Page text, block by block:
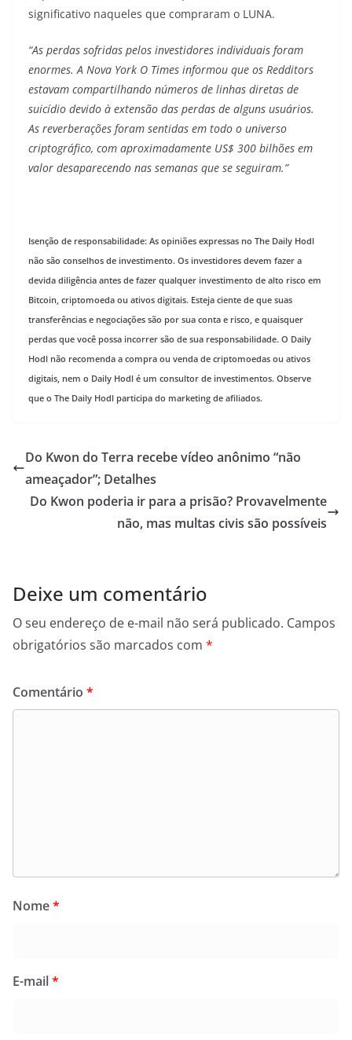
significativo naqueles que compraram o LUNA.
“As perdas sofridas pelos investidores individuais foram
enormes. A Nova York O Times informou que os Redditors
estavam compartilhando números de linhas diretas de
suicídio devido à extensão das perdas de alguns usuários.
As reverberações foram sentidas em todo o universo
criptográfico, com aproximadamente US$ 300 bilhões em
valor desaparecendo nas semanas que se seguiram.”
Isenção de responsabilidade: As opiniões expressas no The Daily Hodl
não são conselhos de investimento. Os investidores devem fazer a
devida diligência antes de fazer qualquer investimento de alto risco em
Bitcoin, criptomoeda ou ativos digitais. Esteja ciente de que suas
transferências e negociações são por sua conta e risco, e quaisquer
perdas que você possa incorrer são de sua responsabilidade. O Daily
Hodl não recomenda a compra ou venda de criptomoedas ou ativos
digitais, nem o Daily Hodl é um consultor de investimentos. Observe
que o The Daily Hodl participa do marketing de afiliados.
Do Kwon do Terra recebe vídeo anônimo “não
ameaçador”; Detalhes
Do Kwon poderia ir para a prisão? Provavelmente
não, mas multas civis são possíveis
Deixe um comentário
O seu endereço de e-mail não será publicado. Campos
obrigatórios são marcados com *
Comentário *
Nome*
E-mail*